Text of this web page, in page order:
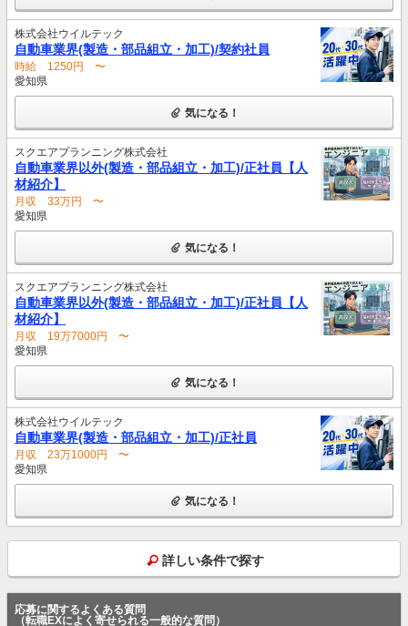
株式会社ウイルテック
自動車業界(製造・部品組立・加工)/契約社員
時給 1250円 〜
愛知県
気になる！
スクエアプランニング株式会社
自動車業界以外(製造・部品組立・加工)/正社員【人
材紹介】
月収 33万円 〜
愛知県
気になる！
スクエアプランニング株式会社
自動車業界以外(製造・部品組立・加工)/正社員【人
材紹介】
月収 19万7000円 〜
愛知県
気になる！
株式会社ウイルテック
自動車業界(製造・部品組立・加工)/正社員
月収 23万1000円 〜
愛知県
気になる！
詳しい条件で探す
応募に関するよくある質問
（転職EXによく寄せられる一般的な質問）